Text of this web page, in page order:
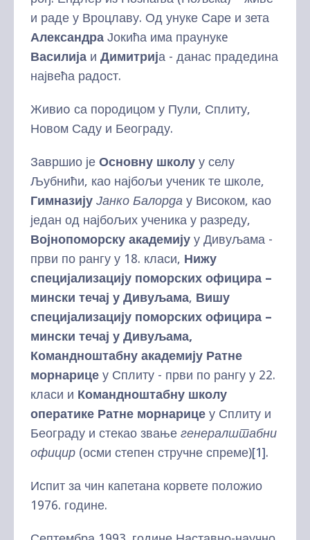
и раде у Вроцлаву. Од унуке Саре и зета
Александра Јокића има праунукe
Василија и Димитрија - данас прадедина
највећа радост.
Живиo са породицом у Пули, Сплиту,
Новом Саду и Београду.
Завршио је Основну школу у селу
Љубнићи, као најбољи ученик те школе,
Гимназију Јанко Балорда у Високом, као
један од најбољих ученика у разреду,
Војнопоморску академију у Дивуљама -
први по рангу у 18. класи, Нижу
специјализацију поморских официра –
мински течај у Дивуљама, Вишу
специјализацију поморских официра –
мински течај у Дивуљама,
Командноштабну академију Ратне
морнарице у Сплиту - први по рангу у 22.
класи и Командноштабну школу
оператике Ратне морнарице у Сплиту и
Београду и стекао звање генералштабни
официр (осми степен стручне спреме)[1].
Испит за чин капетана корвете положио
1976. године.